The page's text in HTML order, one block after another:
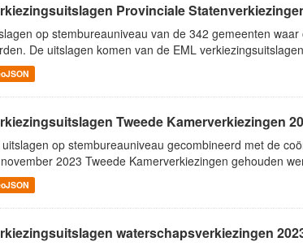
Provinciale
op stembureauniveau van de 342 gemeenten
De uitslagen komen van de EML
Tweede Kamerverkiezingen
uitslagen op stembureauniveau gecombineerd met de
2023 Tweede Kamerverkiezingen gehouden
waterschapsverkiezingen